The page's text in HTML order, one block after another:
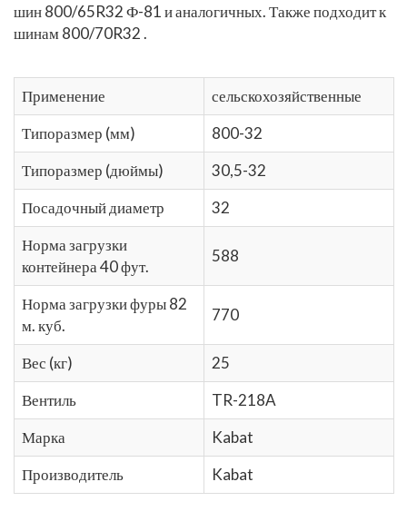
шин 800/65R32Ф-81 и аналогичных. Также подходит к
шинам 800/70R32.
Применение
сельскохозяйственные
Типоразмер (мм)
800-32
Типоразмер (дюймы)
30,5-32
Посадочный диаметр
32
Норма загрузки
контейнера 40 фут.
588
Норма загрузки фуры 82
м. куб.
770
Вес (кг)
25
Вентиль
TR-218A
Марка
Kabat
Производитель
Kabat